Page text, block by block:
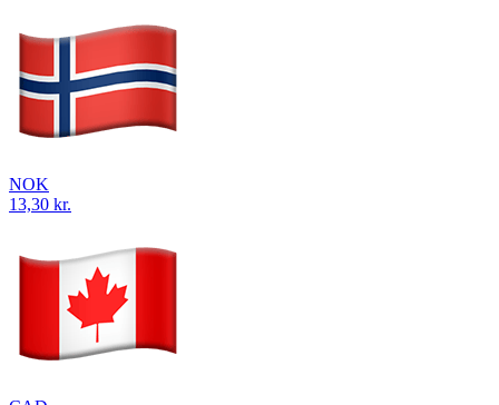
NOK
13,30 kr.